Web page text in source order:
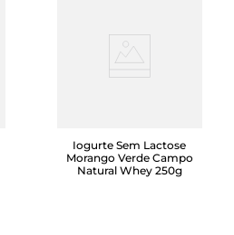
Iogurte Sem Lactose
Morango Verde Campo
Natural Whey 250g